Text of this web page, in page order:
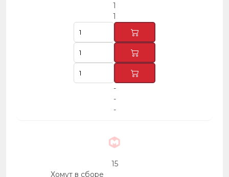
1
1
-
-
-
15
Хомут в сборе